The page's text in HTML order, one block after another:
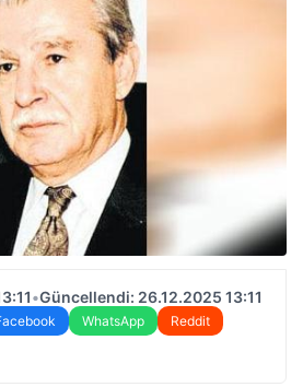
•Güncellendi: 26.12.2025 13:11
WhatsApp
Reddit